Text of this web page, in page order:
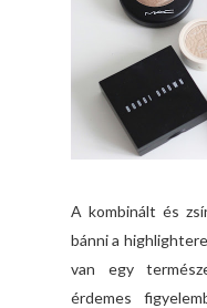
A kombinált és
bánni a
van egy
érdemes